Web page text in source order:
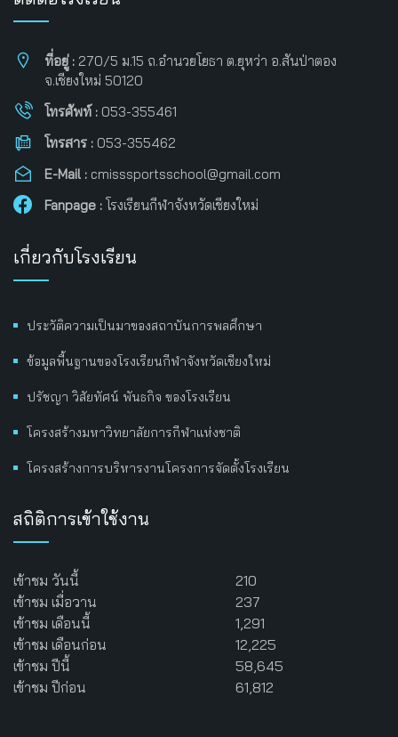
ที่อยู่ : 270/5 ม.15 ถ.อำนวยโยธา ต.ยุหว่า อ.สันป่าตอง
จ.เชียงใหม่ 50120
โทรศัพท์ : 053-355461
โทรสาร : 053-355462
E-Mail : cmisssportsschool@gmail.com
Fanpage : โรงเรียนกีฬาจังหวัดเชียงใหม่
เกี่ยวกับโรงเรียน
ประวัติความเป็นมาของสถาบันการพลศึกษา
ข้อมูลพื้นฐานของโรงเรียนกีฬาจังหวัดเชียงใหม่
ปรัชญา วิสัยทัศน์ พันธกิจ ของโรงเรียน
โครงสร้างมหาวิทยาลัยการกีฬาแห่งชาติ
โครงสร้างการบริหารงานโครงการจัดตั้งโรงเรียน
สถิติการเข้าใช้งาน
เข้าชม วันนี้
210
เข้าชม เมื่อวาน
237
เข้าชม เดือนนี้
1,291
เข้าชม เดือนก่อน
12,225
เข้าชม ปีนี้
58,645
เข้าชม ปีก่อน
61,812